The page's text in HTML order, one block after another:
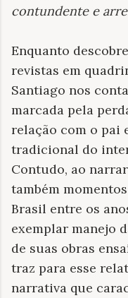
contundente e
Enquanto
revistas em
Santiago nos
marcada pela
relação com o pai
tradicional do
Contudo, ao
também
Brasil entre os
exemplar manejo
de suas obras
traz para esse
narrativa que